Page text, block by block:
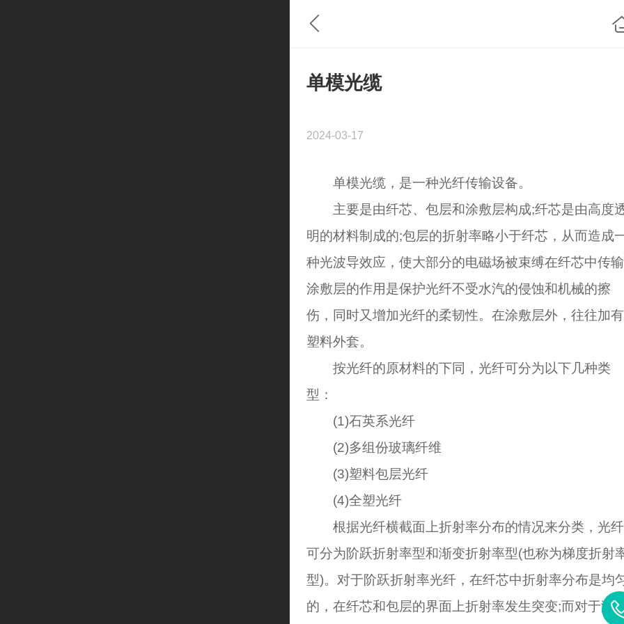
单模光缆
2024-03-17
单模光缆，是一种光纤传输设备。
主要是由纤芯、包层和涂敷层构成;纤芯是由高度
明的材料制成的;包层的折射率略小于纤芯，从而造成
种光波导效应，使大部分的电磁场被束缚在纤芯中传
涂敷层的作用是保护光纤不受水汽的侵蚀和机械的擦
伤，同时又增加光纤的柔韧性。在涂敷层外，往往加有
塑料外套。
按光纤的原材料的下同，光纤可分为以下几种类
型：
(1)石英系光纤
(2)多组份玻璃纤维
(3)塑料包层光纤
(4)全塑光纤
根据光纤横截面上折射率分布的情况来分类，光纤
可分为阶跃折射率型和渐变折射率型(也称为梯度折射
型)。对于阶跃折射率光纤，在纤芯中折射率分布是均
的，在纤芯和包层的界面上折射率发生突变;而对于渐变